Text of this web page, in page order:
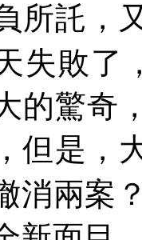
所託，
失敗了
的驚奇
但是，
消兩案